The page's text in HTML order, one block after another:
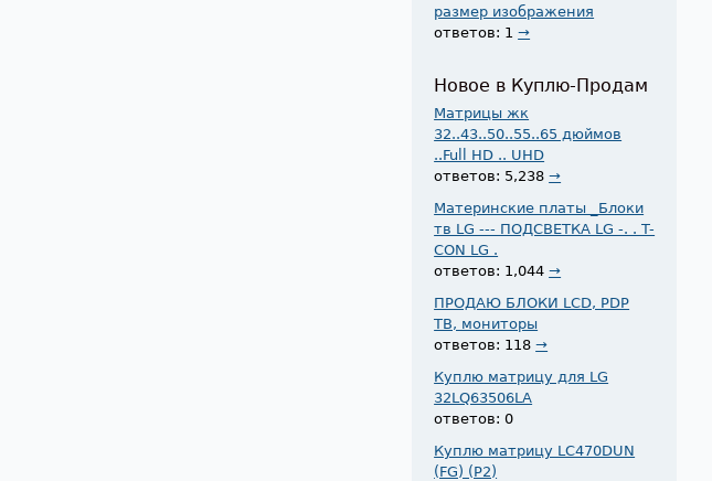
размер изображения
ответов: 1→
Новое в Куплю-Продам
Матрицы жк
32..43..50..55..65 дюймов
..Full HD .. UHD
ответов: 5,238→
Материнские платы _Блоки
тв LG --- ПОДСВЕТКА LG -. . T-
CON LG .
ответов: 1,044→
ПРОДАЮ БЛОКИ LCD, PDP
ТВ, мониторы
ответов: 118→
Куплю матрицу для LG
32LQ63506LA
ответов: 0
Куплю матрицу LC470DUN
(FG) (P2)